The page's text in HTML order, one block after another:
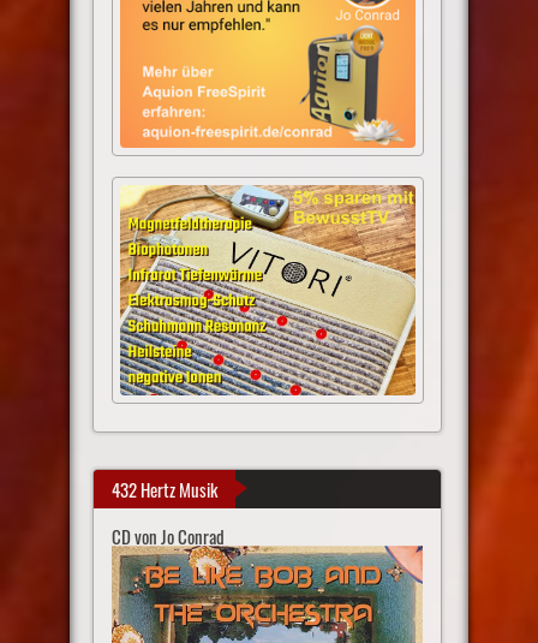
432 Hertz Musik
CD von Jo Conrad